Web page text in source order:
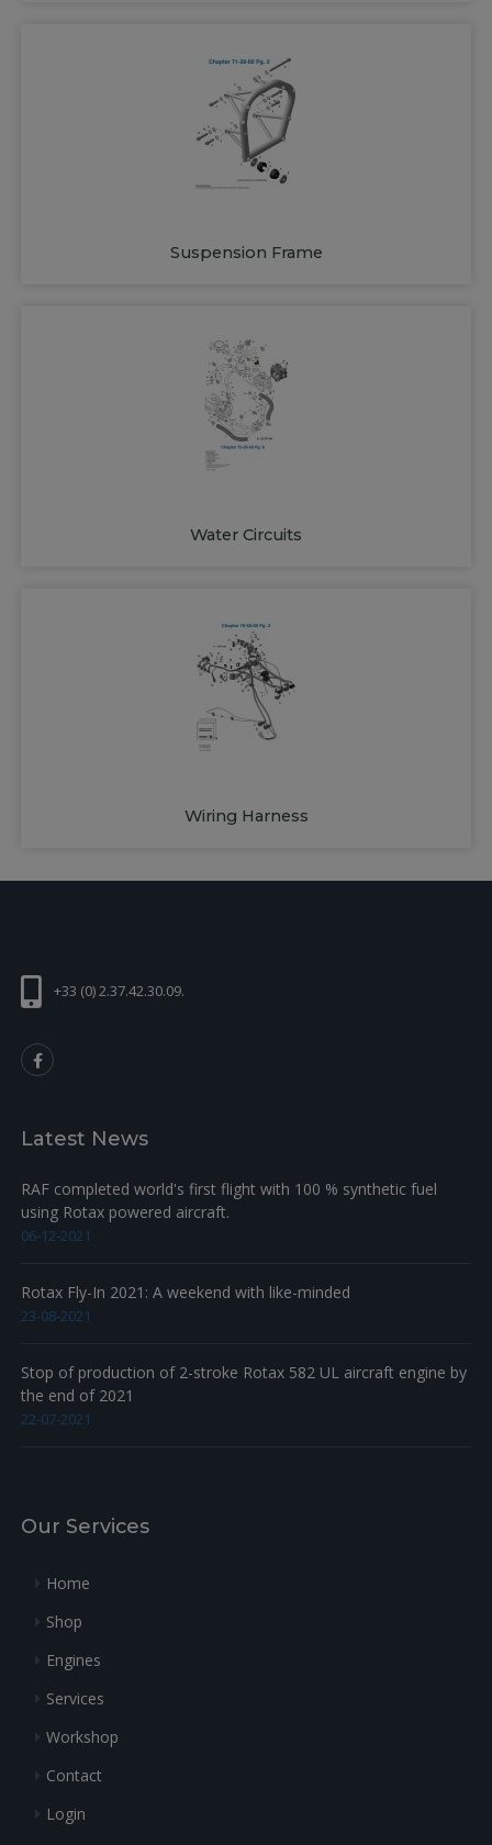
Suspension Frame
Water Circuits
Wiring Harness
+33 (0) 2.37.42.30.09.
Latest News
RAF completed world's first flight with 100 % synthetic fuel
using Rotax powered aircraft.
06-12-2021
Rotax Fly-In 2021: A weekend with like-minded
23-08-2021
Stop of production of 2-stroke Rotax 582 UL aircraft engine by
the end of 2021
22-07-2021
Our Services
Home
Shop
Engines
Services
Workshop
Contact
Login